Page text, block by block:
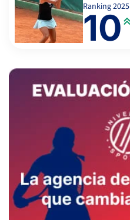
Ranking2025
10